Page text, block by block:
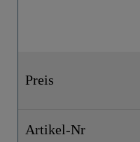
Preis
Artikel-Nr